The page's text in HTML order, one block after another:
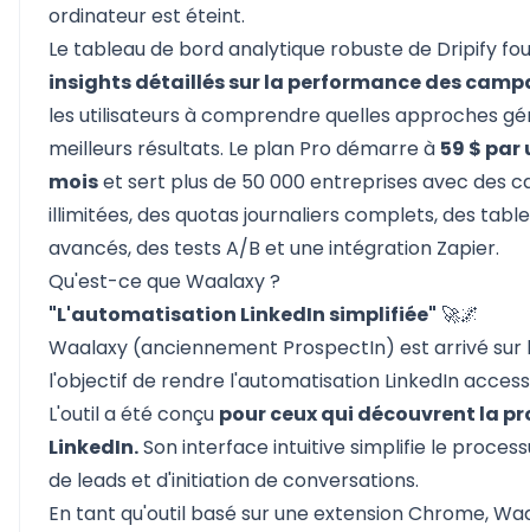
ordinateur est éteint.
Le tableau de bord analytique robuste de Dripify
insights détaillés sur la performance des
les utilisateurs à comprendre quelles approches
meilleurs résultats. Le plan Pro démarre à 59 $
moiset sert plus de 50 000 entreprises avec des
illimitées, des quotas journaliers complets, des
avancés, des tests A/B et une intégration Zapier.
Qu'est-ce que Waalaxy ?
"L'automatisation LinkedIn simplifiée" 🚀🌌
Waalaxy (anciennement ProspectIn) est arrivé
l'objectif de rendre l'automatisation LinkedIn
L'outil a été conçu pour ceux qui découvrent la
LinkedIn.Son interface intuitive simplifie le
de leads et d'initiation de conversations.
En tant qu'outil basé sur une extension Chrome,